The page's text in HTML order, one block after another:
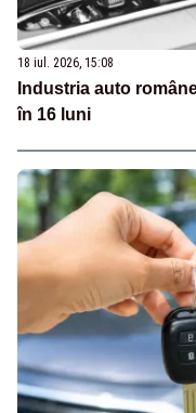
18 iul. 2026, 15:08
Industria auto
în 16 luni